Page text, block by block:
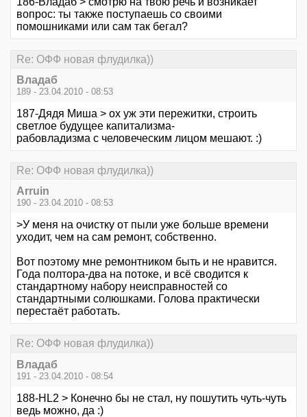
вопрос: ты также поступаешь со своими
помошниками или сам так бегал?
Re: ОФФ новая флудилка))
Владаб
189 - 23.04.2010 - 08:53
187-Дядя Миша > ох уж эти пережитки, строить
светлое будущее капитализма-
рабовладизма с человеческим лицом мешают. :)
Re: ОФФ новая флудилка))
Arruin
190 - 23.04.2010 - 08:53
>У меня на очистку от пыли уже больше времени
уходит, чем на сам ремонт, собственно.
Вот поэтому мне ремонтником быть и не нравится.
Года полтора-два на потоке, и всё сводится к
стандартному набору неисправностей со
стандартными солюшками. Голова практически
перестаёт работать.
Re: ОФФ новая флудилка))
Владаб
191 - 23.04.2010 - 08:54
188-HL2 > Конечно бы не стал, ну пошутить чуть-чуть
ведь можно, да :)